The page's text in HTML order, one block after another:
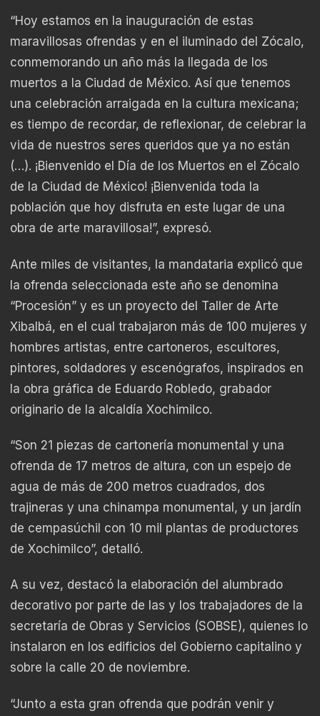
“Hoy estamos en la inauguración de estas
maravillosas ofrendas y en el iluminado del Zócalo,
conmemorando un año más la llegada de los
muertos a la Ciudad de México. Así que tenemos
una celebración arraigada en la cultura mexicana;
es tiempo de recordar, de reflexionar, de celebrar la
vida de nuestros seres queridos que ya no están
(…). ¡Bienvenido el Día de los Muertos en el Zócalo
de la Ciudad de México! ¡Bienvenida toda la
población que hoy disfruta en este lugar de una
obra de arte maravillosa!”, expresó.
Ante miles de visitantes, la mandataria explicó que
la ofrenda seleccionada este año se denomina
“Procesión” y es un proyecto del Taller de Arte
Xibalbá, en el cual trabajaron más de 100 mujeres y
hombres artistas, entre cartoneros, escultores,
pintores, soldadores y escenógrafos, inspirados en
la obra gráfica de Eduardo Robledo, grabador
originario de la alcaldía Xochimilco.
“Son 21 piezas de cartonería monumental y una
ofrenda de 17 metros de altura, con un espejo de
agua de más de 200 metros cuadrados, dos
trajineras y una chinampa monumental, y un jardín
de cempasúchil con 10 mil plantas de productores
de Xochimilco”, detalló.
A su vez, destacó la elaboración del alumbrado
decorativo por parte de las y los trabajadores de la
secretaría de Obras y Servicios (SOBSE), quienes lo
instalaron en los edificios del Gobierno capitalino y
sobre la calle 20 de noviembre.
“Junto a esta gran ofrenda que podrán venir y